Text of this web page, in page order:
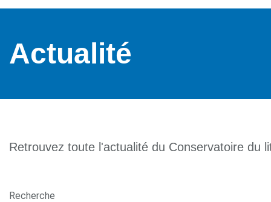
Actualité
Retrouvez toute l'actualité du Conservatoire du
Recherche